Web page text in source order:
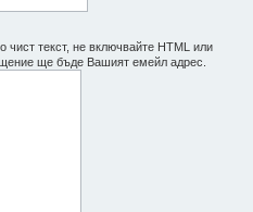
текст, не включвайте HTML или
ще бъде Вашият емейл адрес.